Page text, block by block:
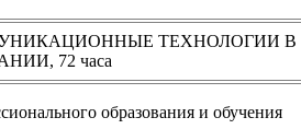
ТЕХНОЛОГИИ В
72 часа
образования и обучения